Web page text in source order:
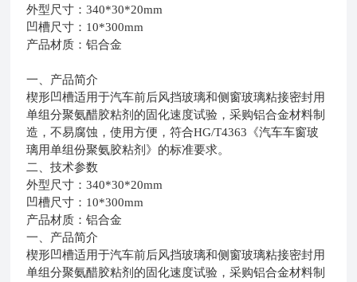
外型尺寸：340*30*20mm
凹槽尺寸： 10*300mm
产品材质：铝合金
一、产品简介
楔形凹槽适用于汽车前后风挡玻璃和侧窗玻璃粘接密封用
单组分聚氨醋胶粘剂的固化速度试验，采购铝合金材料制
造，不易腐蚀，使用方便，符合HG/T4363《汽车车窗玻
璃用单组份聚氨胶粘剂》的标准要求。
二、技术参数
外型尺寸：340*30*20mm
凹槽尺寸：10*300mm
产品材质：铝合金
一、产品简介
楔形凹槽适用于汽车前后风挡玻璃和侧窗玻璃粘接密封用
单组分聚氨醋胶粘剂的固化速度试验，采购铝合金材料制